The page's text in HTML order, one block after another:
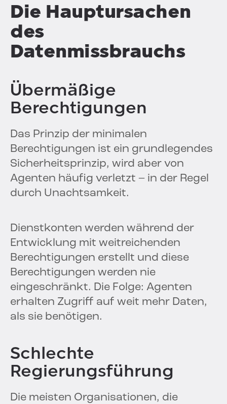
Die Hauptursachen
des
Datenmissbrauchs
Übermäßige
Berechtigungen
Das Prinzip der minimalen
Berechtigungen ist ein grundlegendes
Sicherheitsprinzip, wird aber von
Agenten häufig verletzt – in der Regel
durch Unachtsamkeit.
Dienstkonten werden während der
Entwicklung mit weitreichenden
Berechtigungen erstellt und diese
Berechtigungen werden nie
eingeschränkt. Die Folge: Agenten
erhalten Zugriff auf weit mehr Daten,
als sie benötigen.
Schlechte
Regierungsführung
Die meisten Organisationen, die